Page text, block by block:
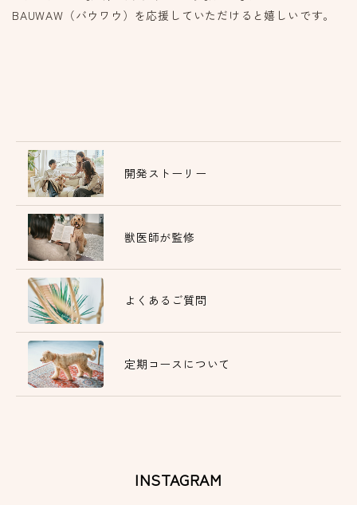
BAUWAW（バウワウ）を応援していただけると嬉しいです。
開発ストーリー
獣医師が監修
よくあるご質問
定期コースについて
INSTAGRAM